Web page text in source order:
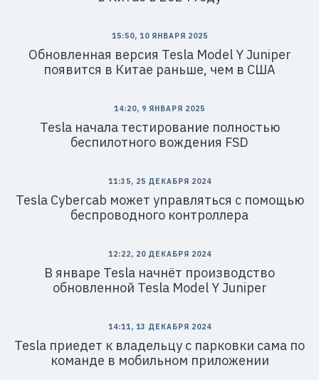
15:50, 10 ЯНВАРЯ 2025
Обновленная версия Tesla Model Y Juniper
появится в Китае раньше, чем в США
14:20, 9 ЯНВАРЯ 2025
Tesla начала тестирование полностью
беспилотного вождения FSD
11:35, 25 ДЕКАБРЯ 2024
Tesla Cybercab может управляться с помощью
беспроводного контроллера
12:22, 20 ДЕКАБРЯ 2024
В январе Tesla начнёт производство
обновленной Tesla Model Y Juniper
14:11, 13 ДЕКАБРЯ 2024
Tesla приедет к владельцу с парковки сама по
команде в мобильном приложении